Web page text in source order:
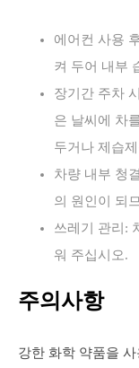
에어컨 사용
켜 두어 내부
장기간 주차
은 날씨에 차
두거나 제습
차량 내부 청
의 원인이 되
쓰레기 관리:
워 주십시오.
주의사항
강한 화학 약품을